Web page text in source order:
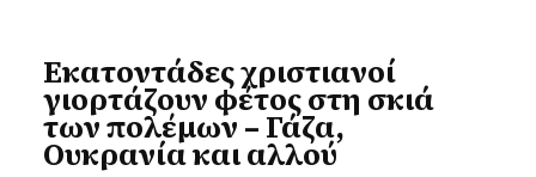
Εκατοντάδες χριστιανοί
γιορτάζουν φέτος στη σκιά
των πολέμων – Γάζα,
Ουκρανία και αλλού